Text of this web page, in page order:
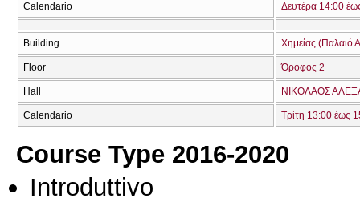
Calendario Δευτέρα 14:00
Building Χημείας (Παλαιό
Floor Όροφος 2
Hall ΝΙΚΟΛΑΟΣ
Calendario Τρίτη 13:00 έως
Course Type 2016-2020
Introduttivo